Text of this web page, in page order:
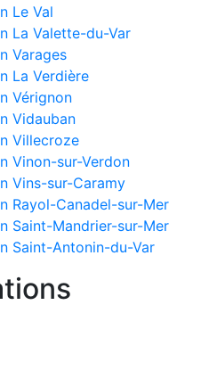
Le Val
La Valette-du-Var
Varages
La Verdière
Vérignon
Vidauban
Villecroze
Vinon-sur-Verdon
Vins-sur-Caramy
Rayol-Canadel-sur-Mer
Saint-Mandrier-sur-Mer
Saint-Antonin-du-Var